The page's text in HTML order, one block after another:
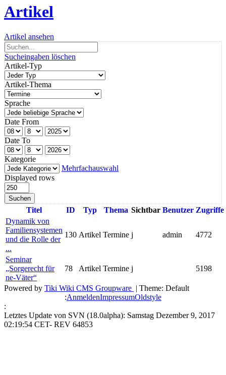
Artikel
Artikel ansehen
Sucheingaben löschen
Artikel-Typ
Artikel-Thema
Sprache
Date From
Date To
Kategorie
Mehrfachauswahl
Displayed rows
Suchen
Titel ID Typ Thema Sichtbar Benutzer Zugriffe
Dynamik von
Familiensystemen
und die Rolle der
...
130 Artikel Termine j admin 4772
Seminar
„Sorgerecht für
ne-Väter“
78 Artikel Termine j 5198
Powered by Tiki Wiki CMS Groupware | Theme: Default
:AnmeldenImpressumOldstyle
:
Letztes Update von SVN (18.0alpha): Samstag Dezember 9, 2017
02:19:54 CET- REV 64853